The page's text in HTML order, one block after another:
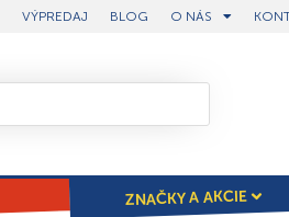
VÝPREDAJ BLOG O NÁS
ZNAČKY A AKCIE